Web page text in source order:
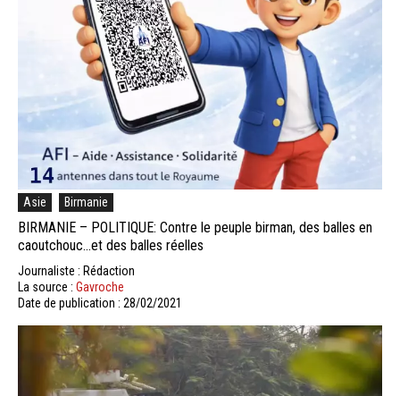
Asie Birmanie
BIRMANIE – POLITIQUE: Contre le peuple birman, des balles en
caoutchouc…et des balles réelles
Journaliste : Rédaction
La source : Gavroche
Date de publication : 28/02/2021